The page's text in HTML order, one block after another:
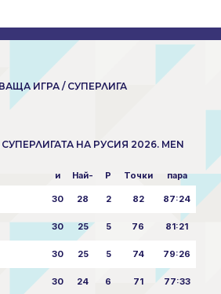
ИГРА / СУПЕРЛИГА
НА РУСИЯ 2026. MEN
и Най- P Точки пара
30 28 2 82 87:24
30 25 5 76 81:21
30 25 5 74 79:26
30 24 6 71 77:33